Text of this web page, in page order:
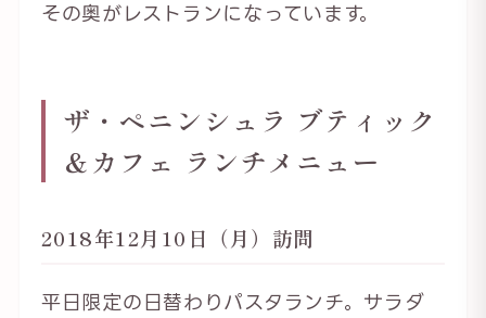
その奥がレストランになっています。
ザ・ペニンシュラ ブティック
＆カフェ ランチメニュー
2018年12月10日（月）訪問
平日限定の日替わりパスタランチ。サラダ